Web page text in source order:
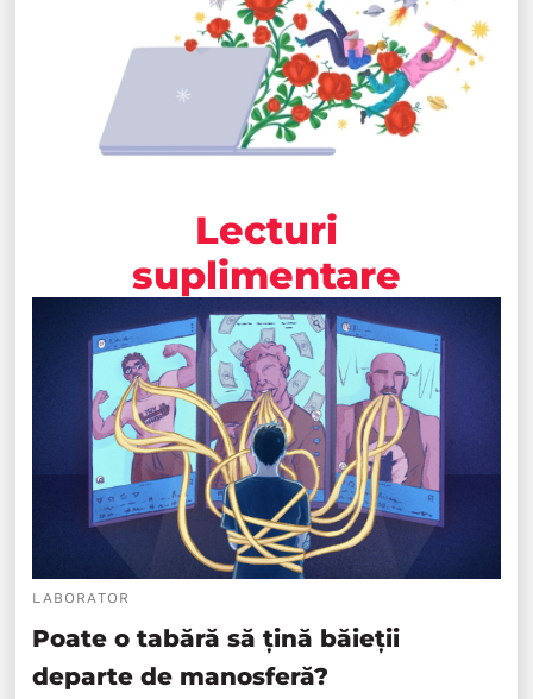
Lecturi
suplimentare
LABORATOR
Poate o tabără să țină băieții
departe de manosferă?